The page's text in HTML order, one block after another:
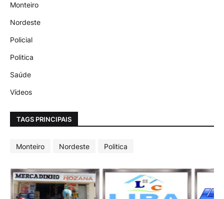
Monteiro
Nordeste
Policial
Politica
Saúde
Vídeos
TAGS PRINCIPAIS
Monteiro Nordeste Politica